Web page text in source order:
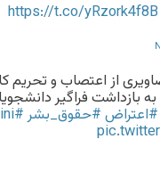
https://t.co/yRzork4f8B
۲۸ آبان، تصاویری از اعتصاب
بازداشت فراگیر
#اعتراض#حقوق_بشر#MahsaAmini